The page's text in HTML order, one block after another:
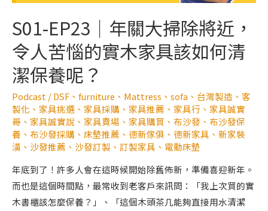
S01-EP23｜年關大掃除將近，
令人苦惱的實木家具該如何清
潔保養呢？
Podcast /DSF 、 furniture 、 Mattress 、 sofa 、 台灣製造 、 客
製化 、 家具挑選 、 家具採購 、 家具推薦 、 家具行 、 家具誠實
哥 、 家具誠實說 、 家具賣場 、 家具購買 、 布沙發 、 布沙發保
養 、 布沙發採購 、 床墊推薦 、 德新傢俱 、 德新家具 、 新家裝
潢 、 沙發推薦 、 沙發訂製 、 訂製家具 、 電動床墊
年底到了！許多人會在這時候開始除舊佈新，準備喜迎新年。
而也是這個時間點，最常收到老客戶來訊問：「我上次買的實
木書櫃該怎麼保養？」、「這個木頭茶几能夠直接用水清潔